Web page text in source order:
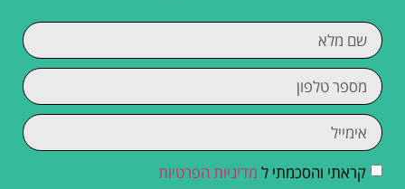
קראתי והסכמתי ל מדיניות הפרטיות